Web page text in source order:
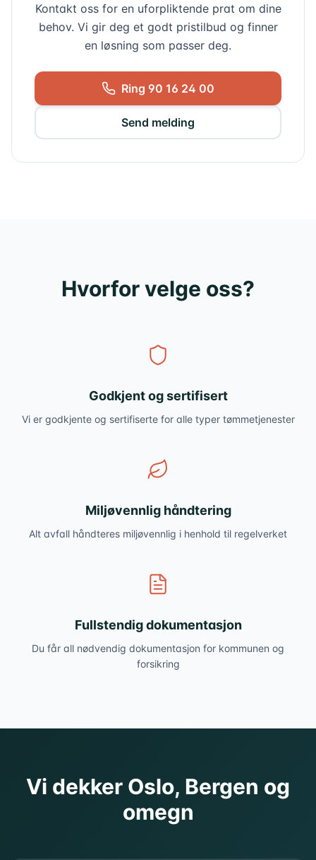
Kontakt oss for en uforpliktende prat om dine
behov. Vi gir deg et godt pristilbud og finner
en løsning som passer deg.
Ring 90 16 24 00
Send melding
Hvorfor velge oss?
Godkjent og sertifisert
Vi er godkjente og sertifiserte for alle typer tømmetjenester
Miljøvennlig håndtering
Alt avfall håndteres miljøvennlig i henhold til regelverket
Fullstendig dokumentasjon
Du får all nødvendig dokumentasjon for kommunen og
forsikring
Vi dekker Oslo, Bergen og
omegn